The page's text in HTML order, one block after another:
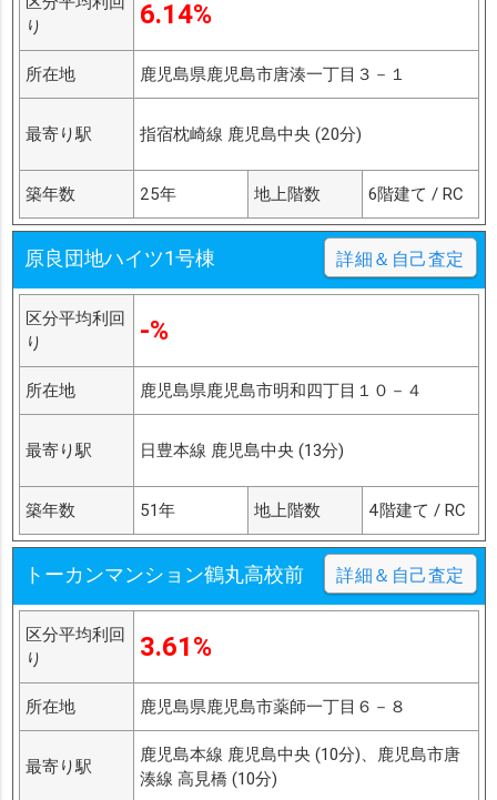
り
6.14%
所在地 鹿児島県鹿児島市唐湊一丁目３－１
最寄り駅 指宿枕崎線 鹿児島中央 (20分)
築年数 25年 地上階数 6階建て / RC
原良団地ハイツ1号棟 詳細＆自己査定
区分平均利回
り
-%
所在地 鹿児島県鹿児島市明和四丁目１０－４
最寄り駅 日豊本線 鹿児島中央 (13分)
築年数 51年 地上階数 4階建て / RC
トーカンマンション鶴丸高校前 詳細＆自己査定
区分平均利回
り
3.61%
所在地 鹿児島県鹿児島市薬師一丁目６－８
最寄り駅
鹿児島本線 鹿児島中央 (10分)、鹿児島市唐
湊線 高見橋 (10分)